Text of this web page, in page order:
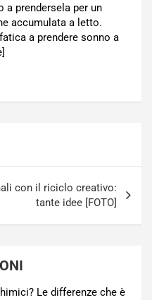
prendersela per un
accumulata a letto.
a prendere sonno a
con il riciclo creativo:
tante idee [FOTO]
Le differenze che è